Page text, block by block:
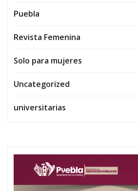
Puebla
Revista Femenina
Solo para mujeres
Uncategorized
universitarias